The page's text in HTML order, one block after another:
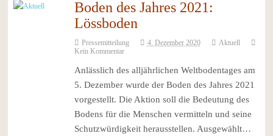
Boden des Jahres 2021:
Lössboden
Pressemitteilung 4. Dezember 2020
Aktuell
Kein Kommentar
Anlässlich des alljährlichen Weltbodentages am
5. Dezember wurde der Boden des Jahres 2021
vorgestellt. Die Aktion soll die Bedeutung des
Bodens für die Menschen vermitteln und seine
Schutzwürdigkeit herausstellen. Ausgewählt…